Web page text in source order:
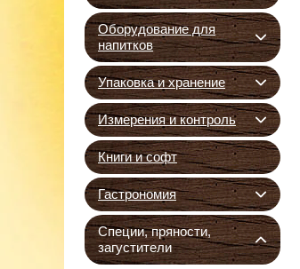
Оборудование для
напитков
Упаковка и хранение
Измерения и контроль
Книги и софт
Гастрономия
Специи, пряности,
загустители